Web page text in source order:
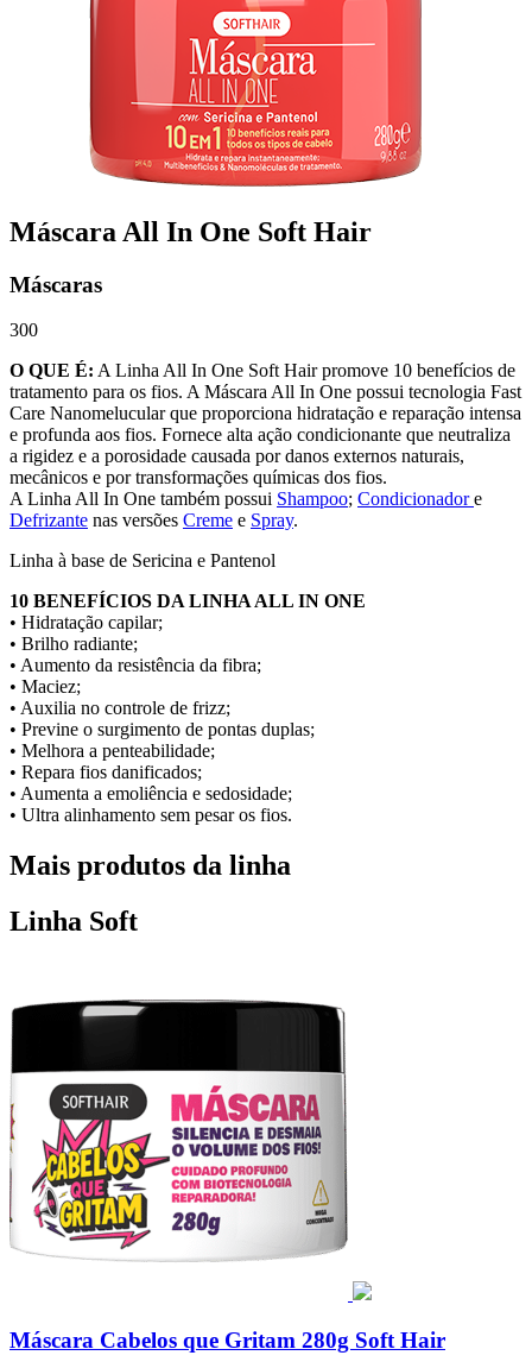
Máscara All In One Soft Hair
Máscaras
300
O QUE É: A Linha All In One Soft Hair promove 10 benefícios de
tratamento para os fios. A Máscara All In One possui tecnologia Fast
Care Nanomelucular que proporciona hidratação e reparação intensa
e profunda aos fios. Fornece alta ação condicionante que neutraliza
a rigidez e a porosidade causada por danos externos naturais,
mecânicos e por transformações químicas dos fios.
A Linha All In One também possui Shampoo; Condicionadore
Defrizante nas versões Creme e Spray.
Linha à base de Sericina e Pantenol
10 BENEFÍCIOS DA LINHA ALL IN ONE
• Hidratação capilar;
• Brilho radiante;
• Aumento da resistência da fibra;
• Maciez;
• Auxilia no controle de frizz;
• Previne o surgimento de pontas duplas;
• Melhora a penteabilidade;
• Repara fios danificados;
• Aumenta a emoliência e sedosidade;
• Ultra alinhamento sem pesar os fios.
Mais produtos da linha
Linha Soft
Máscara Cabelos que Gritam 280g Soft Hair